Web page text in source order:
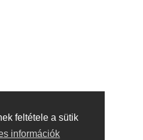
feltétele a sütik
információk